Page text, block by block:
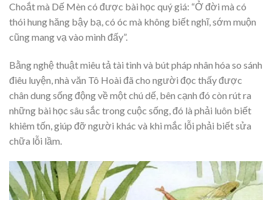
Choắt mà Dế Mèn có được bài học quý giá: “Ở đời mà có
thói hung hăng bậy bạ, có óc mà không biết nghĩ, sớm muộn
cũng mang vạ vào mình đấy”.
Bằng nghệ thuật miêu tả tài tình và bút pháp nhân hóa so sánh
điêu luyện, nhà văn Tô Hoài đã cho người đọc thấy được
chân dung sống động về một chú dế, bên cạnh đó còn rút ra
những bài học sâu sắc trong cuộc sống, đó là phải luôn biết
khiêm tốn, giúp đỡ người khác và khi mắc lỗi phải biết sửa
chữa lỗi lầm.